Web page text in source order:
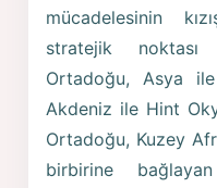
mücadelesinin
stratejik noktası
Ortadoğu, Asya
Akdeniz ile Hint
Ortadoğu, Kuzey
birbirine